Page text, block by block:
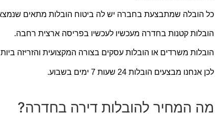
כל הובלה שמתבצעת בחברה יש לה ביטוח הובלות מתאים
הובלות קטנות בחדרה מעכשיו לעכשיו בפריסה ארצית רחבה.
הובלות משרדים או הובלות עסקים בצורה המקצועית והזריזה
לכן אנחנו מבצעים הובלות 24 שעות 7 ימים בשבוע.
מה המחיר להובלות דירה בחדרה?